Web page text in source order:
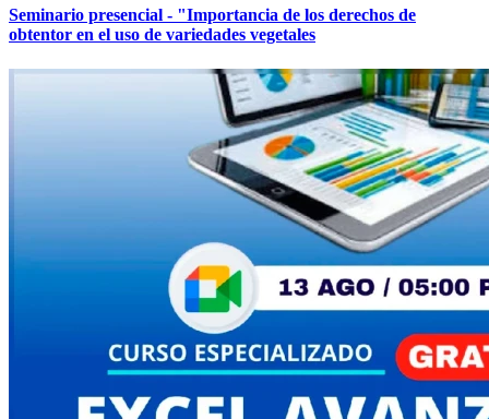
Seminario presencial - "Importancia de los derechos de
obtentor en el uso de variedades vegetales